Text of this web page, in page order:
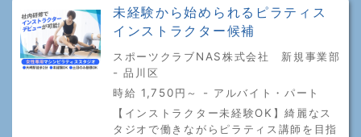
未経験から始められるピラティス
インストラクター候補
スポーツクラブNAS株式会社 新規事業部
- 品川区
時給 1,750円～ - アルバイト・パート
【インストラクター未経験OK】綺麗なス
タジオで働きながらピラティス講師を目指